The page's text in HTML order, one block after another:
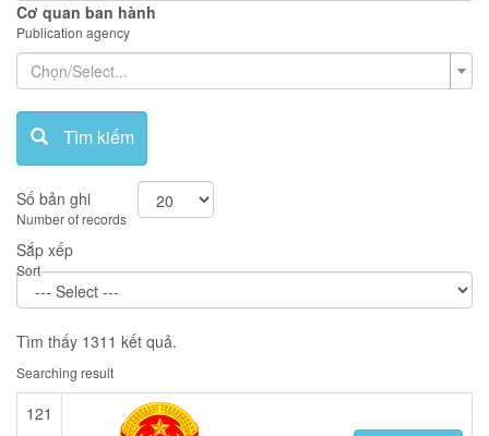
Cơ quan ban hành
Publication agency
Chọn/Select...
Tìm kiếm
Số bản ghi
Number of records
Sắp xếp
Sort
Tìm thấy 1311 kết quả.
Searching result
121